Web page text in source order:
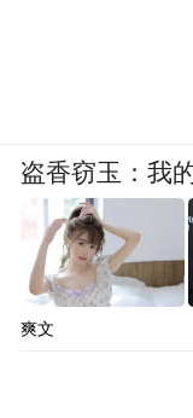
盗香窃玉：我
爽文